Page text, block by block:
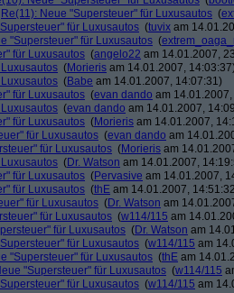
Re(11): Neue "Supersteuer" für Luxusautos (
für Luxusautos (tuvix am
"Supersteuer" für Luxusautos (
für Luxusautos (angelo22 am 14.01.2007,
(Morieris am 14.01.2007,
(Babe am 14.01.2007, 14:07:31)
für Luxusautos (evan dando am
(evan dando am 14.01.2007,
für Luxusautos (Morieris am 14.01.2007,
für Luxusautos (evan dando am
für Luxusautos (Morieris am
(Dr. Watson am 14.01.2007,
für Luxusautos (Pervasive am 14.01.2007,
für Luxusautos (thE am 14.01.2007,
für Luxusautos (Dr. Watson am
für Luxusautos (w114/115 am
für Luxusautos (Dr. Watson am
für Luxusautos (w114/115 am
"Supersteuer" für Luxusautos (thE am
"Supersteuer" für Luxusautos (w114/115
für Luxusautos (w114/115 am